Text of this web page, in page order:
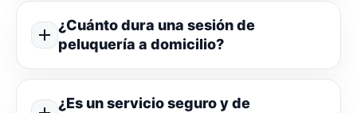
¿Cuánto dura una sesión de
peluquería a domicilio?
¿Es un servicio seguro y de